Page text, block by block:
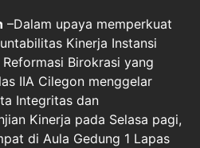
–Dalam upaya memperkuat
Kinerja Instansi
Birokrasi yang
IIA Cilegon menggelar
Integritas dan
Kinerja pada Selasa pagi,
di Aula Gedung 1 Lapas